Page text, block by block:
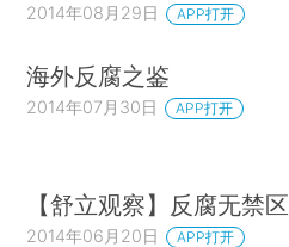
2014年08月29日 APP打开
海外反腐之鉴
2014年07月30日 APP打开
【舒立观察】反腐无禁区
2014年06月20日 APP打开